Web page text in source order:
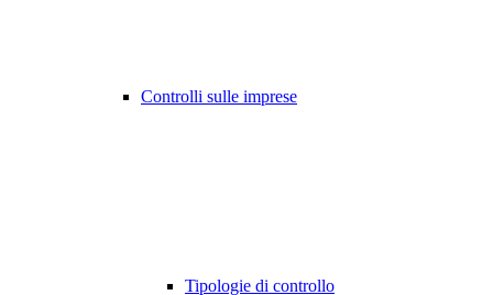
Controlli sulle imprese
Tipologie di controllo